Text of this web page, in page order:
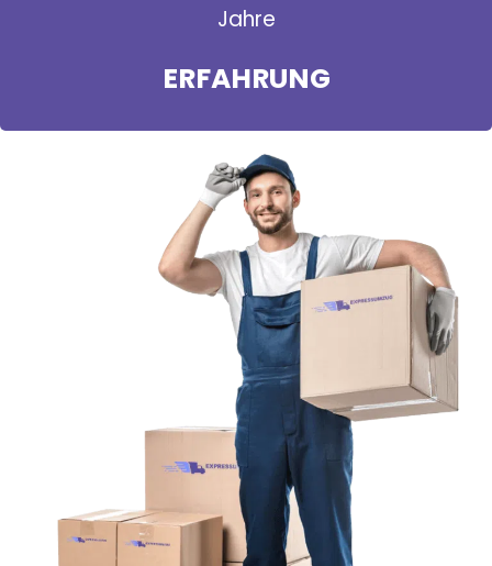
Jahre
ERFAHRUNG